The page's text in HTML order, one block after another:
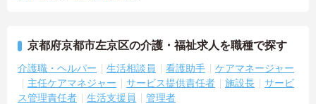
京都府京都市左京区の介護・福祉求人を職種で探す
介護職・ヘルパー 生活相談員 看護助手
ケアマネージャー
主任ケアマネジャー
サービス提供責任者 施設長
サービ
ス管理責任者
生活支援員 管理者